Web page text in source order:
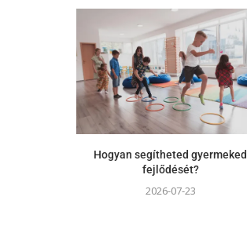
Hogyan segítheted gyermeked
fejlődését?
2026-07-23